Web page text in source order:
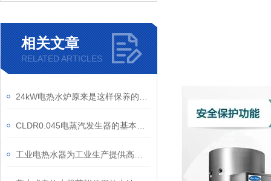
相关文章
RELATED ARTICLES